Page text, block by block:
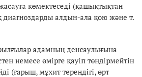
көмектеседі (қашықтықтан
алдын-ала қою және т.
адамның денсаулығына
немесе өмірге қауіп төндірмейтін
(ғарыш, мұхит тереңдігі, өрт